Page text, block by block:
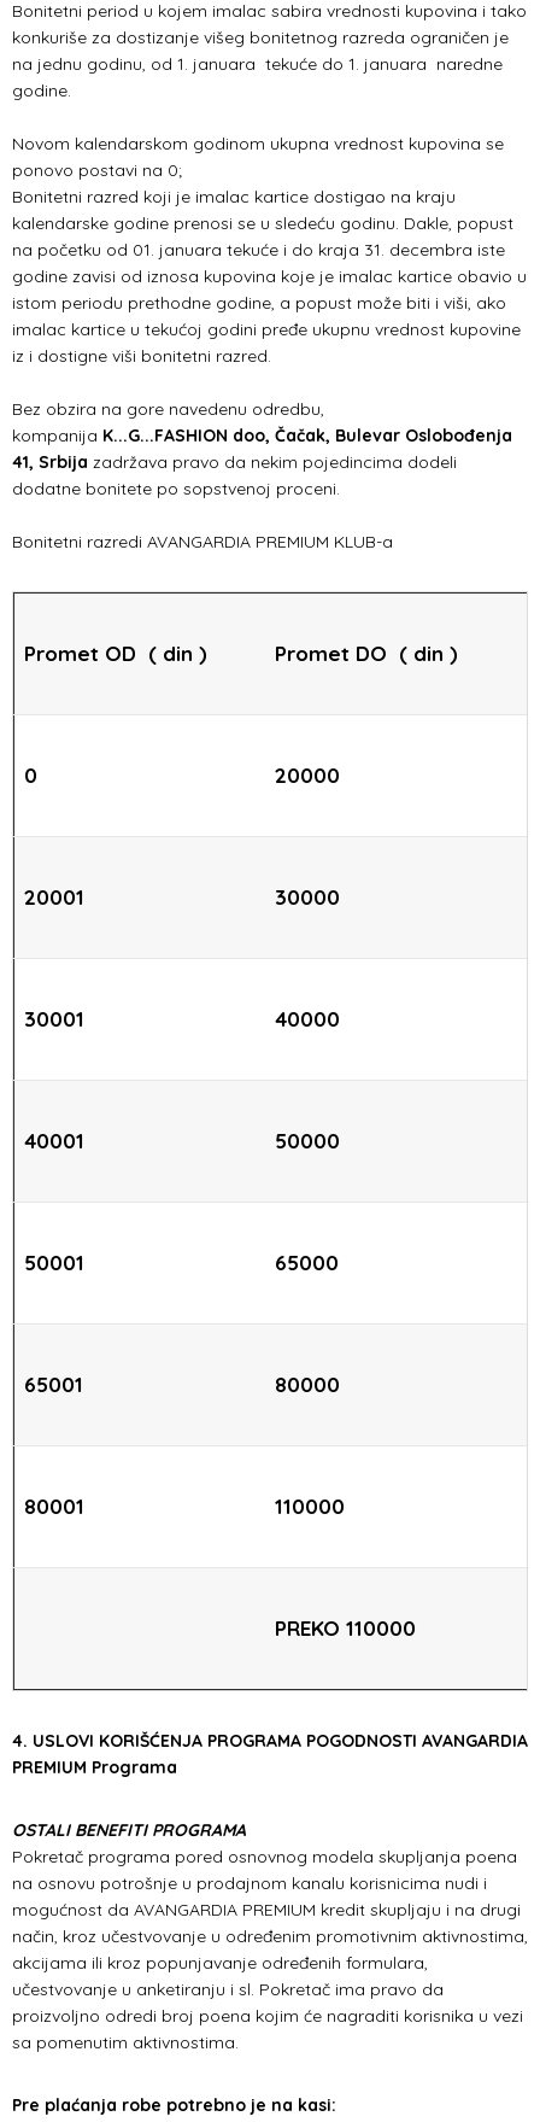
Bonitetni period u kojem imalac sabira vrednosti kupovina i tako
konkuriše za dostizanje višeg bonitetnog razreda ograničen je
na jednu godinu, od 1. januara tekuće do 1. januara naredne
godine.
Novom kalendarskom godinom ukupna vrednost kupovina se
ponovo postavi na 0;
Bonitetni razred koji je imalac kartice dostigao na kraju
kalendarske godine prenosi se u sledeću godinu. Dakle, popust
na početku od 01. januara tekuće i do kraja 31. decembra iste
godine zavisi od iznosa kupovina koje je imalac kartice obavio u
istom periodu prethodne godine, a popust može biti i viši, ako
imalac kartice u tekućoj godini pređe ukupnu vrednost kupovine
iz i dostigne viši bonitetni razred.
Bez obzira na gore navedenu odredbu,
kompanija K...G...FASHION doo, Čačak, Bulevar Oslobođenja
41, Srbija zadržava pravo da nekim pojedincima dodeli
dodatne bonitete po sopstvenoj proceni.
Bonitetni razredi AVANGARDIA PREMIUM KLUB-a
Promet OD ( din ) Promet DO ( din )
0 20000
20001 30000
30001 40000
40001 50000
50001 65000
65001 80000
80001 110000
PREKO 110000
4. USLOVI KORIŠĆENJA PROGRAMA POGODNOSTI AVANGARDIA
PREMIUM Programa
OSTALI BENEFITI PROGRAMA
Pokretač programa pored osnovnog modela skupljanja poena
na osnovu potrošnje u prodajnom kanalu korisnicima nudi i
mogućnost da AVANGARDIA PREMIUM kredit skupljaju i na drugi
način, kroz učestvovanje u određenim promotivnim aktivnostima,
akcijama ili kroz popunjavanje određenih formulara,
učestvovanje u anketiranju i sl. Pokretač ima pravo da
proizvoljno odredi broj poena kojim će nagraditi korisnika u vezi
sa pomenutim aktivnostima.
Pre plaćanja robe potrebno je na kasi: